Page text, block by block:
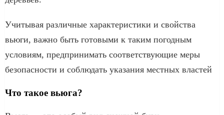
Учитывая различные характеристики и свойства
вьюги, важно быть готовыми к таким погодным
условиям, предпринимать соответствующие меры
безопасности и соблюдать указания местных властей
Что такое вьюга?